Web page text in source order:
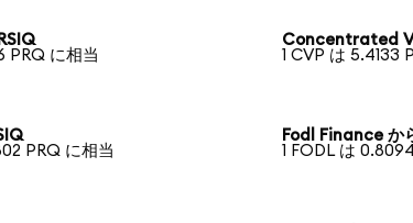
PRQ に相当
Concentrated
1 CVP は 5.4133
PRQ に相当
Fodl Finance か
1 FODL は